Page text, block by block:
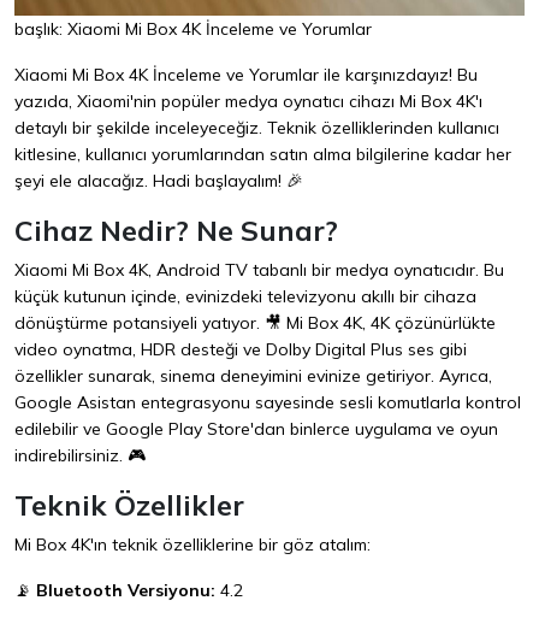
başlık: Xiaomi Mi Box 4K İnceleme ve Yorumlar
Xiaomi Mi Box 4K İnceleme ve Yorumlar ile karşınızdayız! Bu
yazıda, Xiaomi'nin popüler medya oynatıcı cihazı Mi Box 4K'ı
detaylı bir şekilde inceleyeceğiz. Teknik özelliklerinden kullanıcı
kitlesine, kullanıcı yorumlarından satın alma bilgilerine kadar her
şeyi ele alacağız. Hadi başlayalım! 🎉
Cihaz Nedir? Ne Sunar?
Xiaomi Mi Box 4K, Android TV tabanlı bir medya oynatıcıdır. Bu
küçük kutunun içinde, evinizdeki televizyonu akıllı bir cihaza
dönüştürme potansiyeli yatıyor. 🎥 Mi Box 4K, 4K çözünürlükte
video oynatma, HDR desteği ve Dolby Digital Plus ses gibi
özellikler sunarak, sinema deneyimini evinize getiriyor. Ayrıca,
Google Asistan entegrasyonu sayesinde sesli komutlarla kontrol
edilebilir ve Google Play Store'dan binlerce uygulama ve oyun
indirebilirsiniz. 🎮
Teknik Özellikler
Mi Box 4K'ın teknik özelliklerine bir göz atalım:
📡 Bluetooth Versiyonu: 4.2